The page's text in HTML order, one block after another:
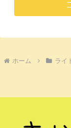
ホーム ライ